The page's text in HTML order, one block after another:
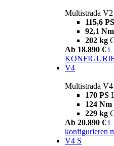
Multistrada V2
115,6 PS
92,1 Nm
202 kg
Ab 18.890 € i
V4
Multistrada V4
170 PS
124 Nm
229 kg
Ab 20.890 € i
konfigurieren
V4 S